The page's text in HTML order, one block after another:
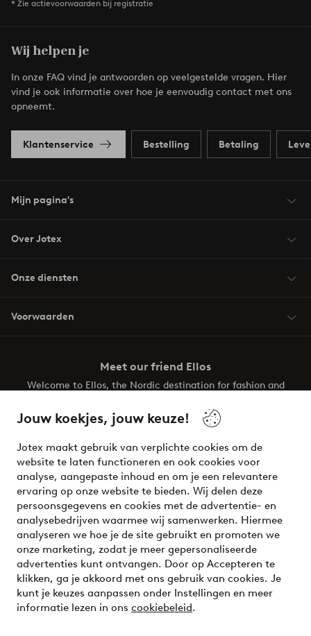
Jouw koekjes, jouw keuze!
Jotex maakt gebruik van verplichte cookies om de
website te laten functioneren en ook cookies voor
analyse, aangepaste inhoud en om je een relevantere
ervaring op onze website te bieden. Wij delen deze
persoonsgegevens en cookies met de advertentie- en
analysebedrijven waarmee wij samenwerken. Hiermee
analyseren we hoe je de site gebruikt en promoten we
onze marketing, zodat je meer gepersonaliseerde
advertenties kunt ontvangen. Door op Accepteren te
klikken, ga je akkoord met ons gebruik van cookies. Je
kunt je keuzes aanpassen onder Instellingen en meer
informatie lezen in ons cookiebeleid.
* Zie actievoorwaarden bij registratie
Wij helpen je
In onze FAQ vind je antwoorden op veelgestelde vragen. Hier
vind je ook informatie over hoe je eenvoudig contact met ons
opneemt.
Klantenservice Bestelling Betaling
Mijn pagina's
Over Jotex
Onze diensten
Voorwaarden
Meet our friend Ellos
Welcome to Ellos, the Nordic destination for fashion and
your wardrobe. Your next inspiring look is here!
Veilig betalen - Nu betalen of opsplitsen
Wil je meer weten over onze betaalopties?